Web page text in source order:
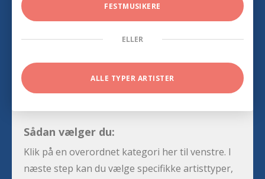
FESTMUSIKERE
ELLER
ALLE TYPER ARTISTER
Sådan vælger du:
Klik på en overordnet kategori her til venstre. I
næste step kan du vælge specifikke artisttyper,